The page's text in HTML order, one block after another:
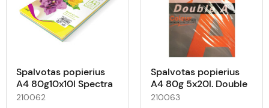
Spalvotas popierius
A4 80g10x10l Spectra
210062
Spalvotas popierius
A4 80g 5x20l. Double
A ryškios sp.
210063